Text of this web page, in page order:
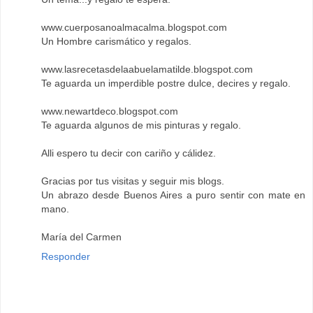
www.cuerposanoalmacalma.blogspot.com
Un Hombre carismático y regalos.
www.lasrecetasdelaabuelamatilde.blogspot.com
Te aguarda un imperdible postre dulce, decires y regalo.
www.newartdeco.blogspot.com
Te aguarda algunos de mis pinturas y regalo.
Alli espero tu decir con cariño y cálidez.
Gracias por tus visitas y seguir mis blogs.
Un abrazo desde Buenos Aires a puro sentir con mate en
mano.
María del Carmen
Responder